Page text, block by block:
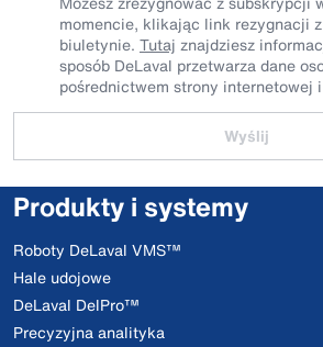
momencie, klikając link rezygnacji
biuletynie. Tutaj znajdziesz
sposób DeLaval przetwarza dane
pośrednictwem strony internetowej
Wyślij
Produkty i systemy
Roboty DeLaval VMS™
Hale udojowe
DeLaval DelPro™
Precyzyjna analityka